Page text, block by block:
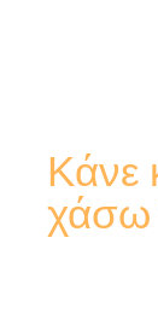
Κάνε
χάσω